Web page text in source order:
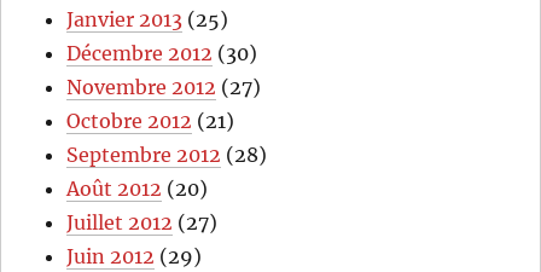
Janvier 2013 (25)
Décembre 2012 (30)
Novembre 2012 (27)
Octobre 2012 (21)
Septembre 2012 (28)
Août 2012 (20)
Juillet 2012 (27)
Juin 2012 (29)